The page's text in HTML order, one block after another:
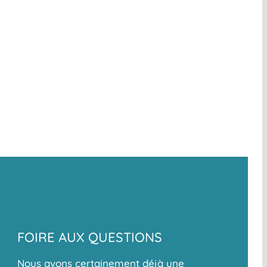
FOIRE AUX QUESTIONS
Nous avons certainement déjà une